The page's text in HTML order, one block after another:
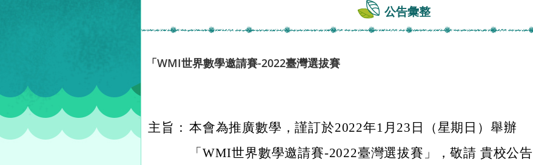
公告彙整
「WMI世界數學邀請賽-2022臺灣選拔賽
主旨： 本會為推廣數學，謹訂於2022年1月23日（星期日）舉辦
「WMI世界數學邀請賽-2022臺灣選拔賽」，敬請 貴校公告